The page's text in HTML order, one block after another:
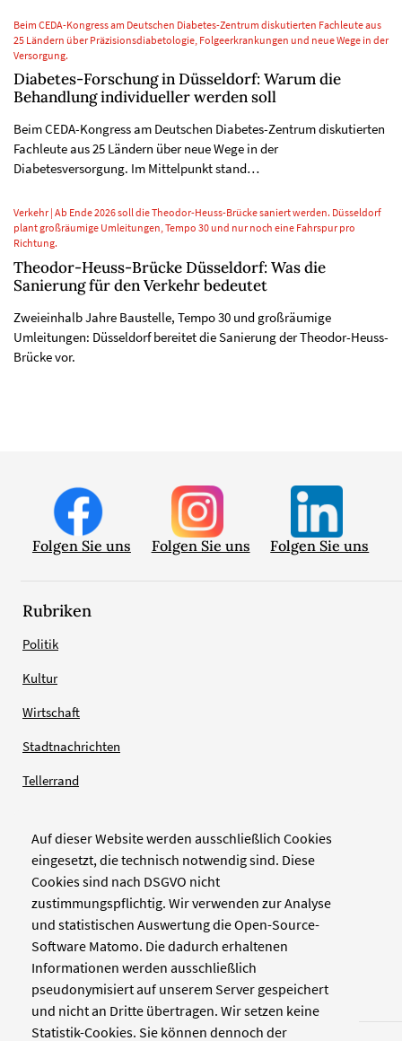
Auf dieser Website werden ausschließlich Cookies
eingesetzt, die technisch notwendig sind. Diese
Cookies sind nach DSGVO nicht
zustimmungspflichtig. Wir verwenden zur Analyse
und statistischen Auswertung die Open-Source-
Software Matomo. Die dadurch erhaltenen
Informationen werden ausschließlich
pseudonymisiert auf unserem Server gespeichert
und nicht an Dritte übertragen. Wir setzen keine
Statistik-Cookies. Sie können dennoch der
Beim CEDA-Kongress am Deutschen Diabetes-Zentrum diskutierten Fachleute aus
25 Ländern über Präzisionsdiabetologie, Folgeerkrankungen und neue Wege in der
Versorgung.
Diabetes-Forschung in Düsseldorf: Warum die
Behandlung individueller werden soll
Beim CEDA-Kongress am Deutschen Diabetes-Zentrum diskutierten
Fachleute aus 25 Ländern über neue Wege in der
Diabetesversorgung. Im Mittelpunkt stand…
Verkehr | Ab Ende 2026 soll die Theodor-Heuss-Brücke saniert werden. Düsseldorf
plant großräumige Umleitungen, Tempo 30 und nur noch eine Fahrspur pro
Richtung.
Theodor-Heuss-Brücke Düsseldorf: Was die
Sanierung für den Verkehr bedeutet
Zweieinhalb Jahre Baustelle, Tempo 30 und großräumige
Umleitungen: Düsseldorf bereitet die Sanierung der Theodor-Heuss-
Brücke vor.
Folgen Sie uns Folgen Sie uns Folgen Sie uns
Rubriken
Politik
Kultur
Wirtschaft
Stadtnachrichten
Tellerrand
Verlag
Pinienstraße 2
40233 Düsseldorf
www.zellwerk.com